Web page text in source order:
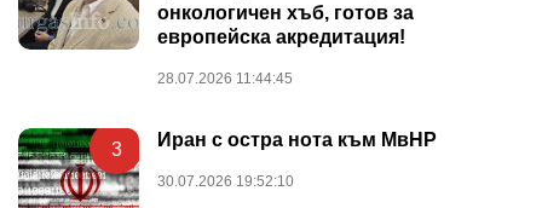
онкологичен хъб, готов за
европейска акредитация!
28.07.2026 11:44:45
3 Иран с остра нота към МвНР
30.07.2026 19:52:10